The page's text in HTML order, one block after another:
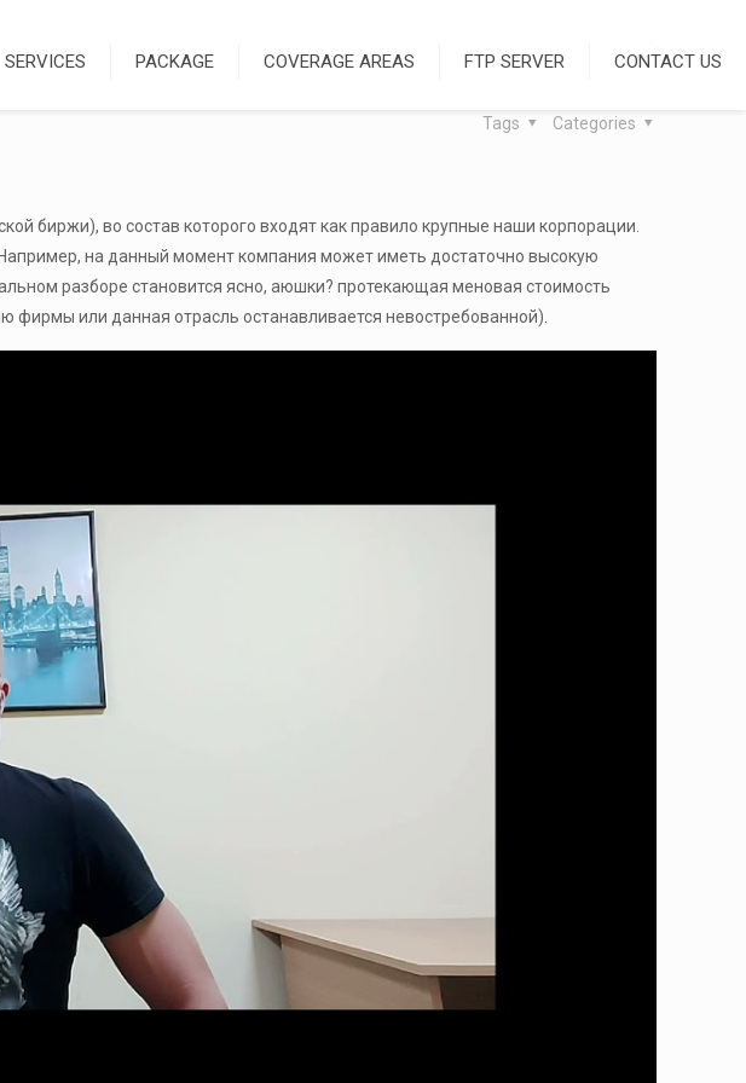
SERVICES PACKAGE COVERAGE AREAS FTP SERVER CONTACT US
Categories
Tags
биржи), во состав которого входят как правило крупные наши корпорации.
Например, на данный момент компания может иметь достаточно высокую
разборе становится ясно, аюшки? протекающая меновая стоимость
фирмы или данная отрасль останавливается невостребованной).